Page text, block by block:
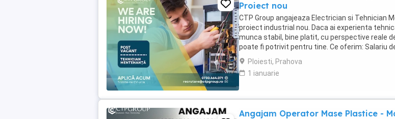
Proiect nou
CTP Group angajeaza Electrician si Tehnician
proiect industrial nou. Daca ai experienta
munca stabil, bine platit, cu perspective reale
poate fi potrivit pentru tine. Ce oferim: Salariu
(in functie ...
Ploiesti, Prahova
1 ianuarie
Angajam Operator Mase Plastice -